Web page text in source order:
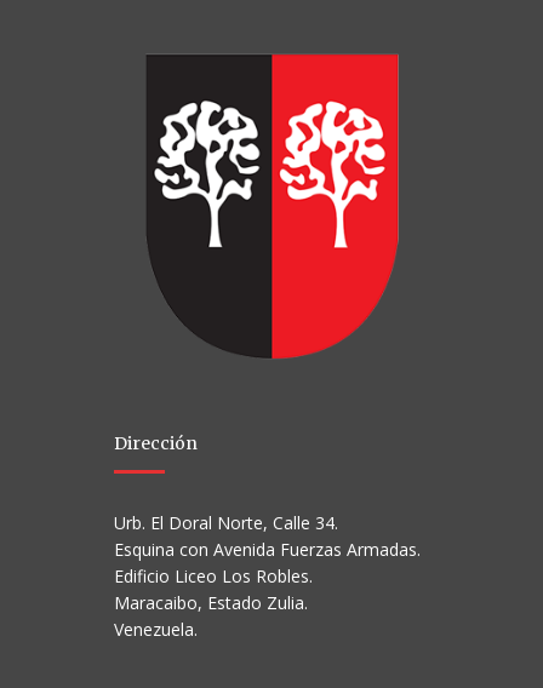
Dirección
Urb. El Doral Norte, Calle 34.
Esquina con Avenida Fuerzas Armadas.
Edificio Liceo Los Robles.
Maracaibo, Estado Zulia.
Venezuela.